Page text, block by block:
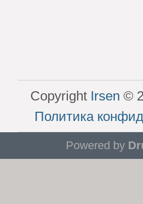
Copyright Irsen ©
Политика
Powered by